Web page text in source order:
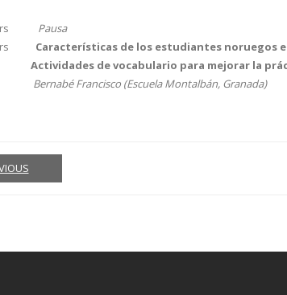
hrs Pausa
hrs Características de los estudiantes noruegos
de vocabulario para mejorar la práctica
Francisco (Escuela Montalbán, Granada)